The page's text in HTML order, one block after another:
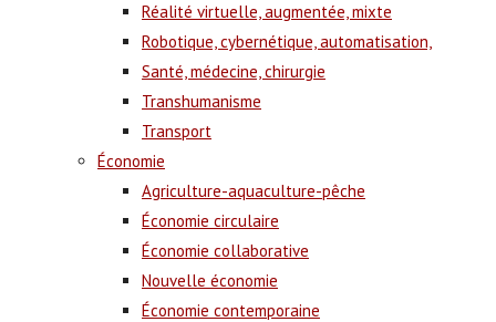
Réalité virtuelle, augmentée, mixte
Robotique, cybernétique, automatisation,
Santé, médecine, chirurgie
Transhumanisme
Transport
Économie
Agriculture-aquaculture-pêche
Économie circulaire
Économie collaborative
Nouvelle économie
Économie contemporaine